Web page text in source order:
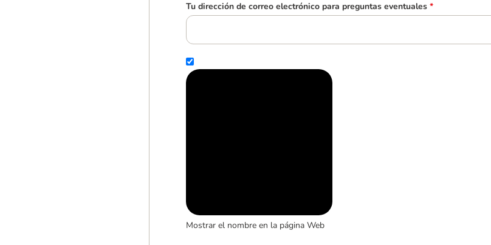
Tu dirección de correo electrónico para preguntas eventuales *
Mostrar el nombre en la página Web